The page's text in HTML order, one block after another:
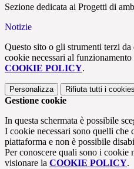
Sezione dedicata ai Progetti di
Notizie
Questo sito o gli strumenti terzi
cookie necessari al
COOKIE POLICY.
Personalizza Rifiuta tutti i cookies
Gestione cookie
In questa schermata è possibile
I cookie necessari sono quelli che
piattaforma e non è possibile
Per conoscere quali sono i cookie
visionare la COOKIE POLICY.